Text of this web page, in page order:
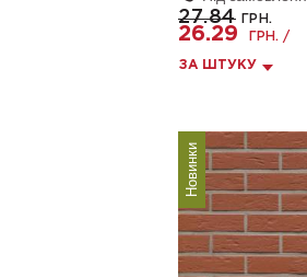
27.84 ГРН.
26.29 ГРН. /
ЗА ШТУКУ
Новинки